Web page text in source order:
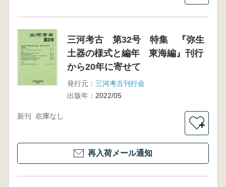
三河考古 第32号 特集 『弥生
土器の様式と編年 東海編』刊行
から20年に寄せて
発行元： 三河考古刊行会
出版年： 2022/05
新刊 在庫なし
＋
再入荷メール通知